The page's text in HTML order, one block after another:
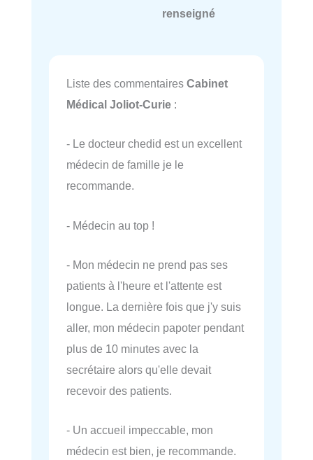
renseigné
Liste des commentaires Cabinet
Médical Joliot-Curie :
- Le docteur chedid est un excellent
médecin de famille je le
recommande.
- Médecin au top !
- Mon médecin ne prend pas ses
patients à l'heure et l'attente est
longue. La dernière fois que j'y suis
aller, mon médecin papoter pendant
plus de 10 minutes avec la
secrétaire alors qu'elle devait
recevoir des patients.
- Un accueil impeccable, mon
médecin est bien, je recommande.